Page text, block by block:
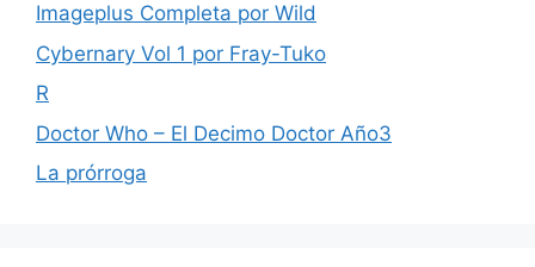
Imageplus Completa por Wild
Cybernary Vol 1 por Fray-Tuko
R
Doctor Who – El Decimo Doctor Año3
La prórroga